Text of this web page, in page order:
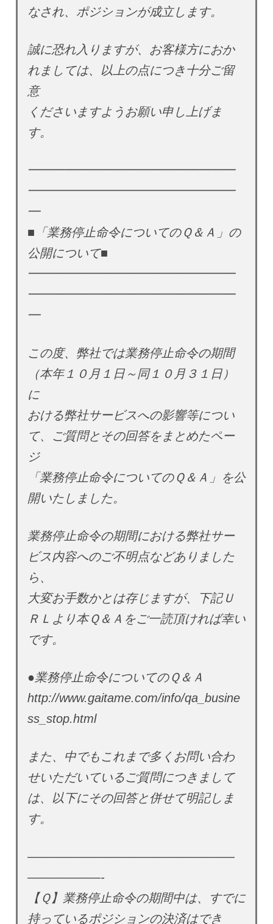
なされ、ポジションが成立します。
誠に恐れ入りますが、お客様方におか
れましては、以上の点につき十分ご留
意
くださいますようお願い申し上げま
す。
━━━━━━━━━━━━━━━━━
━━━━━━━━━━━━━━━━━
━
■「業務停止命令についてのＱ＆Ａ」の
公開について■
━━━━━━━━━━━━━━━━━
━━━━━━━━━━━━━━━━━
━
この度、弊社では業務停止命令の期間
（本年１０月１日～同１０月３１日）
に
おける弊社サービスへの影響等につい
て、ご質問とその回答をまとめたペー
ジ
「業務停止命令についてのＱ＆Ａ」を公
開いたしました。
業務停止命令の期間における弊社サー
ビス内容へのご不明点などありました
ら、
大変お手数かとは存じますが、下記Ｕ
ＲＬより本Ｑ＆Ａをご一読頂ければ幸い
です。
●業務停止命令についてのＱ＆Ａ
http://www.gaitame.com/info/qa_busine
ss_stop.html
また、中でもこれまで多くお問い合わ
せいただいているご質問につきまして
は、以下にその回答と併せて明記しま
す。
—————————————————
——————-
【Ｑ】業務停止命令の期間中は、すでに
持っているポジションの決済はでき